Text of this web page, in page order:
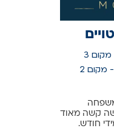
3
2
קשה מאוד
חודש.